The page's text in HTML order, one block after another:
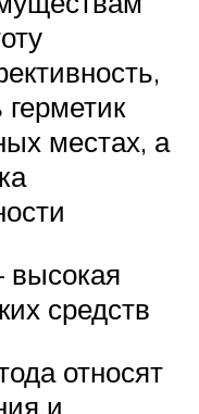
местах, а
высокая
средств
относят
и